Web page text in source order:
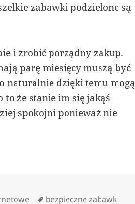
zabawki podzielone są
i zrobić porządny zakup.
parę miesięcy muszą być
naturalnie dzięki temu mogą
to że stanie im się jakąś
spokojni ponieważ nie
Tagi
bezpieczne zabawki